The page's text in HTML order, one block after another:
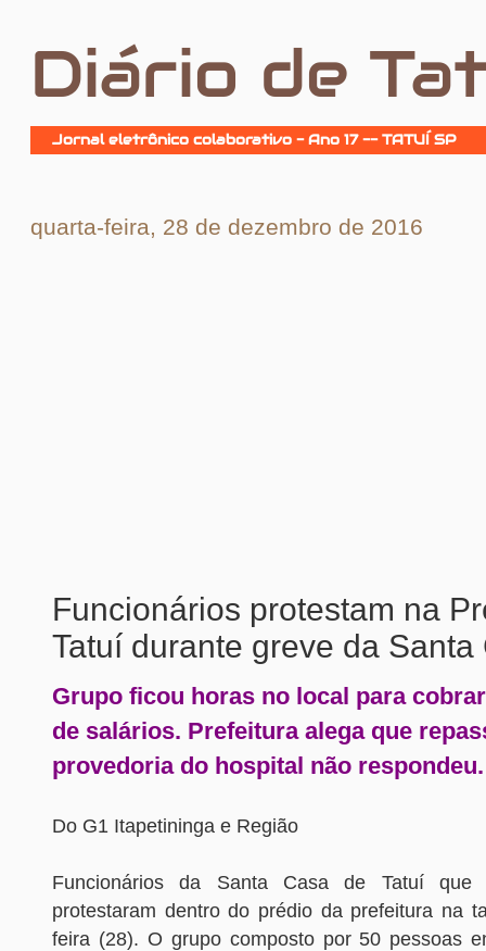
Diário de
Jornal eletrônico colaborativo - Ano 17 -- TATUÍ SP
quarta-feira, 28 de dezembro de 2016
Funcionários protestam na
Tatuí durante greve da Santa
Grupo ficou horas no local para
de salários. Prefeitura alega que
provedoria do hospital não respondeu.
Do G1 Itapetininga e Região
Funcionários da Santa Casa de Tatuí que
protestaram dentro do prédio da prefeitura na
feira (28). O grupo composto por 50 pessoas